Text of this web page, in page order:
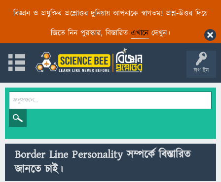
বিজ্ঞান ও প্রযুক্তির প্রশ্নোত্তর দুনিয়ায় আপনাকে স্বাগতম! প্রশ্ন-উত্তর দিয়ে
জিতে নিন পুরস্কার, বিস্তারিত এখানেদেখুন।
লগ ইন
Border Line Personality সম্পর্কে বিস্তারিত
জানতে চাই।